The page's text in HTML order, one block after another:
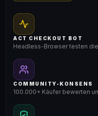
ACT CHECKOUT BOT
Headless-Browser testen
COMMUNITY-KONSENS
100.000+ Käufer bewerten